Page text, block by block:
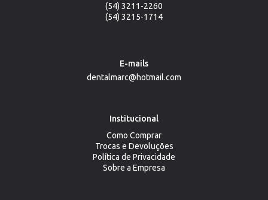
(54) 3211-2260
(54) 3215-1714
E-mails
dentalmarc@hotmail.com
Institucional
Como Comprar
Trocas e Devoluções
Política de Privacidade
Sobre a Empresa